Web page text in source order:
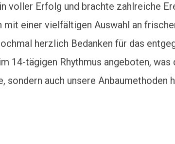
voller Erfolg und brachte zahlreiche
einer vielfältigen Auswahl an
herzlich Bedanken für das
14-tägigen Rhythmus angeboten, was
sondern auch unsere